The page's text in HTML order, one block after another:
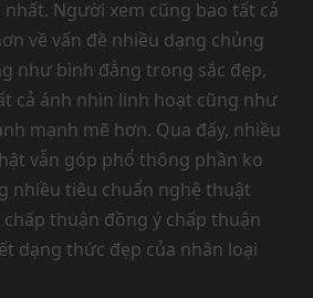
Người xem cũng bao tất cả
về vấn đề nhiều dạng chủng
như bình đẳng trong sắc đẹp,
cả ánh nhìn linh hoạt cũng như
mạnh mẽ hơn. Qua đấy, nhiều
vẫn góp phổ thông phần ko
nhiều tiêu chuẩn nghệ thuật
thuận đồng ý chấp thuận
dạng thức đẹp của nhân loại